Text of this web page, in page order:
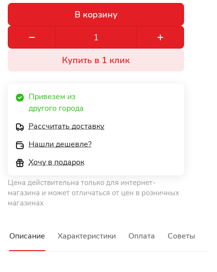
В корзину
Купить в 1 клик
Привезем из
другого города
Рассчитать доставку
Нашли дешевле?
Хочу в подарок
Цена действительна только для интернет-
магазина и может отличаться от цен в розничных
магазинах
Описание Характеристики Оплата Советы